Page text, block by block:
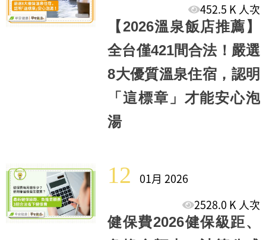
452.5 K 人次
【2026溫泉飯店推薦】
全台僅421間合法！嚴選
8大優質溫泉住宿，認明
「這標章」才能安心泡
湯
12
01月 2026
2528.0 K 人次
健保費2026健保級距、